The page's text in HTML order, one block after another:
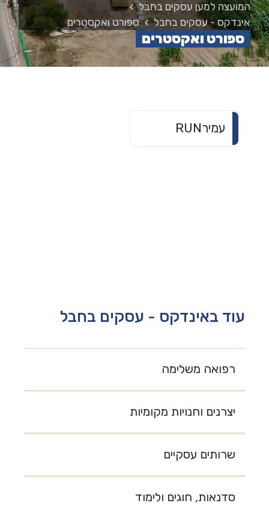
המועצה למען עסקים בחבל
אינדקס - עסקים בחבל
ספורט ואקסטרים
ספורט ואקסטרים
עמירRUN
עוד באינדקס - עסקים בחבל
רפואה משלימה
יצרנים וחנויות מקומיות
שרותים עסקיים
סדנאות, חוגים ולימוד